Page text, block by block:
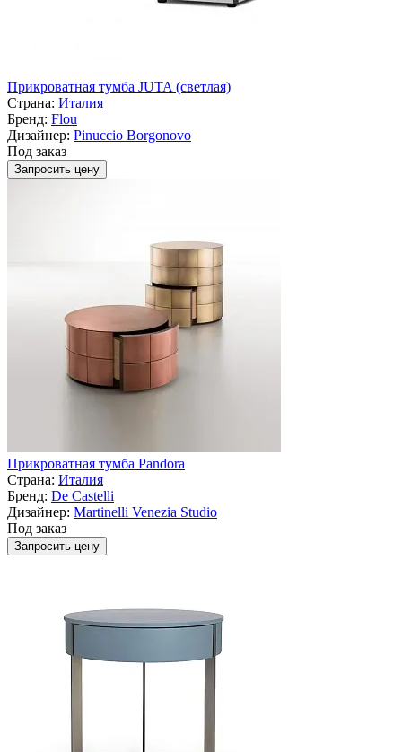
Прикроватная тумба JUTA (светлая)
Страна: Италия
Бренд: Flou
Дизайнер: Pinuccio Borgonovo
Под заказ
Запросить цену
Прикроватная тумба Pandora
Страна: Италия
Бренд: De Castelli
Дизайнер: Martinelli Venezia Studio
Под заказ
Запросить цену